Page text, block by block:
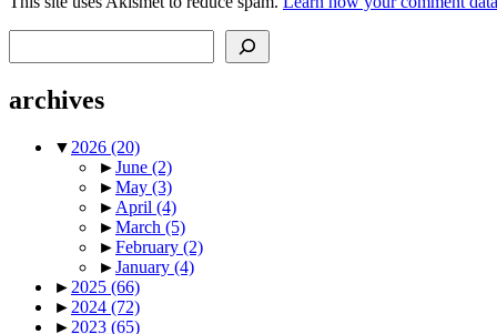
archives
▼ 2026 (20)
►June (2)
►May (3)
► April (4)
►March (5)
►February (2)
►January (4)
► 2025 (66)
► 2024 (72)
► 2023 (65)